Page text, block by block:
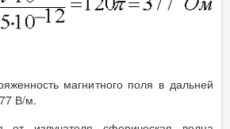
магнитного поля в дальней
В/м.